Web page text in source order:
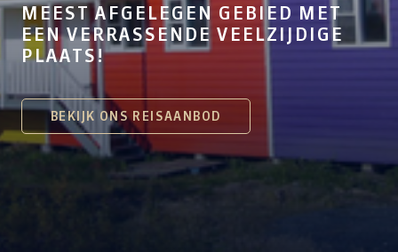
MEEST AFGELEGEN GEBIED MET
EEN VERRASSENDE VEELZIJDIGE
PLAATS!
BEKIJK ONS REISAANBOD